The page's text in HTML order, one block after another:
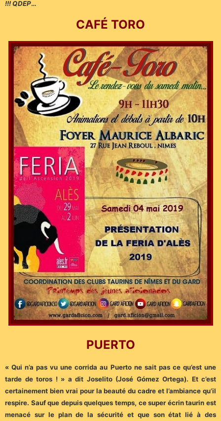
!!! QDEP…
CAFÉ TORO
PUERTO
« Qui n’a pas vu une corrida au Puerto ne sait pas ce qu’est une
tarde de toros ! » a dit Joselito (José Gómez Ortega). Et c’est
certainement bien vrai pour la beauté du cadre et l’ambiance qu’il
respire. Sauf que depuis quelques temps, ce super écrin taurin est
menacé sur le plan de la sécurité et que son état lié à des